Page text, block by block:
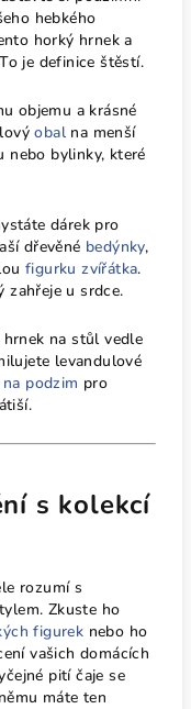
hebkého
horký hrnek a
je definice štěstí.
objemu a krásné
obal na menší
nebo bylinky, které
dárek pro
dřevěné bedýnky,
figurku zvířátka.
zahřeje u srdce.
hrnek na stůl vedle
levandulové
podzim pro
s kolekcí
rozumí s
Zkuste ho
figurek nebo ho
vašich domácích
pití čaje se
máte ten